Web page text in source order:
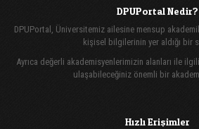
DPUPortal Nedir?
DPUPortal, Üniversitemiz ailesine mensup
kişisel bilgilerinin yer aldığı bir
Ayrıca değerli akademisyenlerimizin alanları ile
ulaşabileceğiniz önemli bir
Hızlı Erişimler